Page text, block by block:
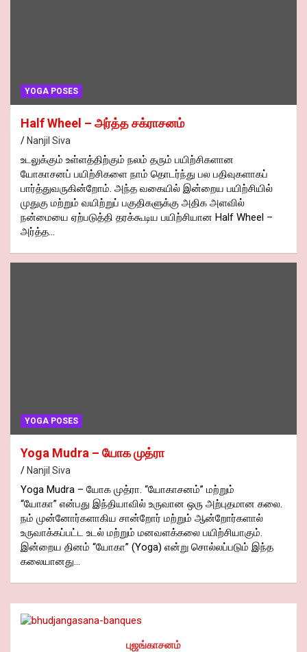
YOGA POSES
Half Wheel – அர்த்த சக்ராசனம்
Nanjil Siva
உடலுக்கும் உள்ளத்திற்கும் நலம் தரும் பயிற்சிகளான
யோகாசனப் பயிற்சிகளை நாம் தொடர்ந்து பல பதிவுகளாகப்
பார்த்துவருகின்றோம். அந்த வகையில் இன்றைய பயிற்சியில்
முதுகு மற்றும் வயிற்றுப் பகுதிகளுக்கு அதிக அளவில்
நன்மையை ஏற்படுத்தி தரக்கூடிய பயிற்சியான Half Wheel –
அர்த்த…
YOGA POSES
Yoga Mudra – யோக முத்ரா
Nanjil Siva
Yoga Mudra – யோக முத்ரா. “யோகாசனம்” மற்றும்
“யோகா” என்பது இந்தியாவில் உருவான ஒரு அற்புதமான கலை.
நம் முன்னோர்களாகிய சான்றோர் மற்றும் ஆன்றோர்களால்
உருவாக்கப்பட்ட உடல் மற்றும் மனவளக்கலை பயிற்சியாகும்.
இன்றைய தினம் “யோகா” (Yoga) என்று சொல்லப்படும் இந்த
கலையானது…
புஜங்காசனம்